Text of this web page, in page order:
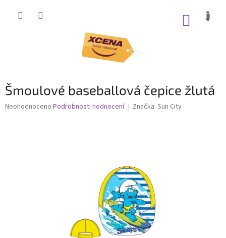
Šmoulové baseballová čepice žlutá
Průměrné
Neohodnoceno Podrobnosti hodnocení Značka: Sun City